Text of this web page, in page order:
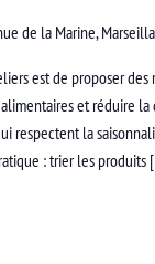
de la Marine,
est de proposer
et réduire la
respectent la
: trier les produits